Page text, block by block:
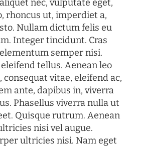
nec, vulputate eget,
rhoncus ut, imperdiet a,
Nullam dictum felis eu
Integer tincidunt. Cras
semper nisi.
tellus. Aenean leo
vitae, eleifend ac,
ante, dapibus in, viverra
Phasellus viverra nulla ut
Quisque rutrum. Aenean
nisi vel augue.
ultricies nisi. Nam eget